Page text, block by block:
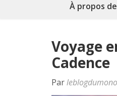
À propos
Voyage
Cadence
Parleblogdumono